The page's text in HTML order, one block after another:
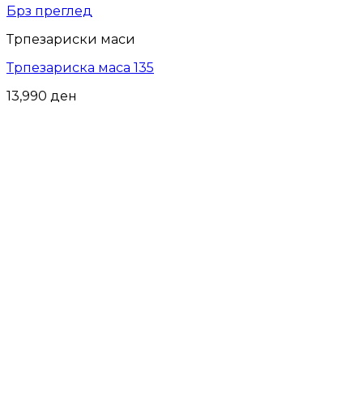
Брз преглед
Трпезариски маси
Трпезариска маса 135
13,990 ден